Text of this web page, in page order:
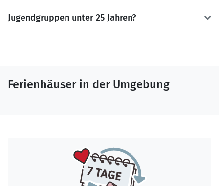
Jugendgruppen unter 25 Jahren?
Ferienhäuser in der Umgebung